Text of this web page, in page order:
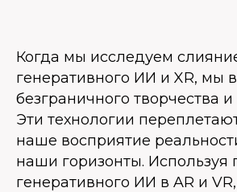
Когда мы исследуем
генеративного ИИ и XR, мы
безграничного творчества
Эти технологии
наше восприятие
наши горизонты. Используя
генеративного ИИ в AR и